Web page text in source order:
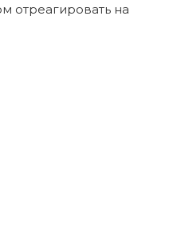
отреагировать на